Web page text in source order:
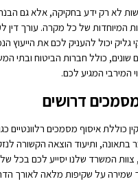
לא רק ידע בחקיקה, אלא גם
המיוחדות של כל מקרה. עורך דין
גליק יכול להעניק לכם את הייעוץ
שונים, כולל חברות הביטוח ובתי
המירבי המגיע לכם.
דרושים
כוללת איסוף מסמכים רלוונטיים
ותיעוד הוצאה הקשורה
המשרד שלנו יסייע לכם בכל
שמירה על שקיפות מלאה לאורך